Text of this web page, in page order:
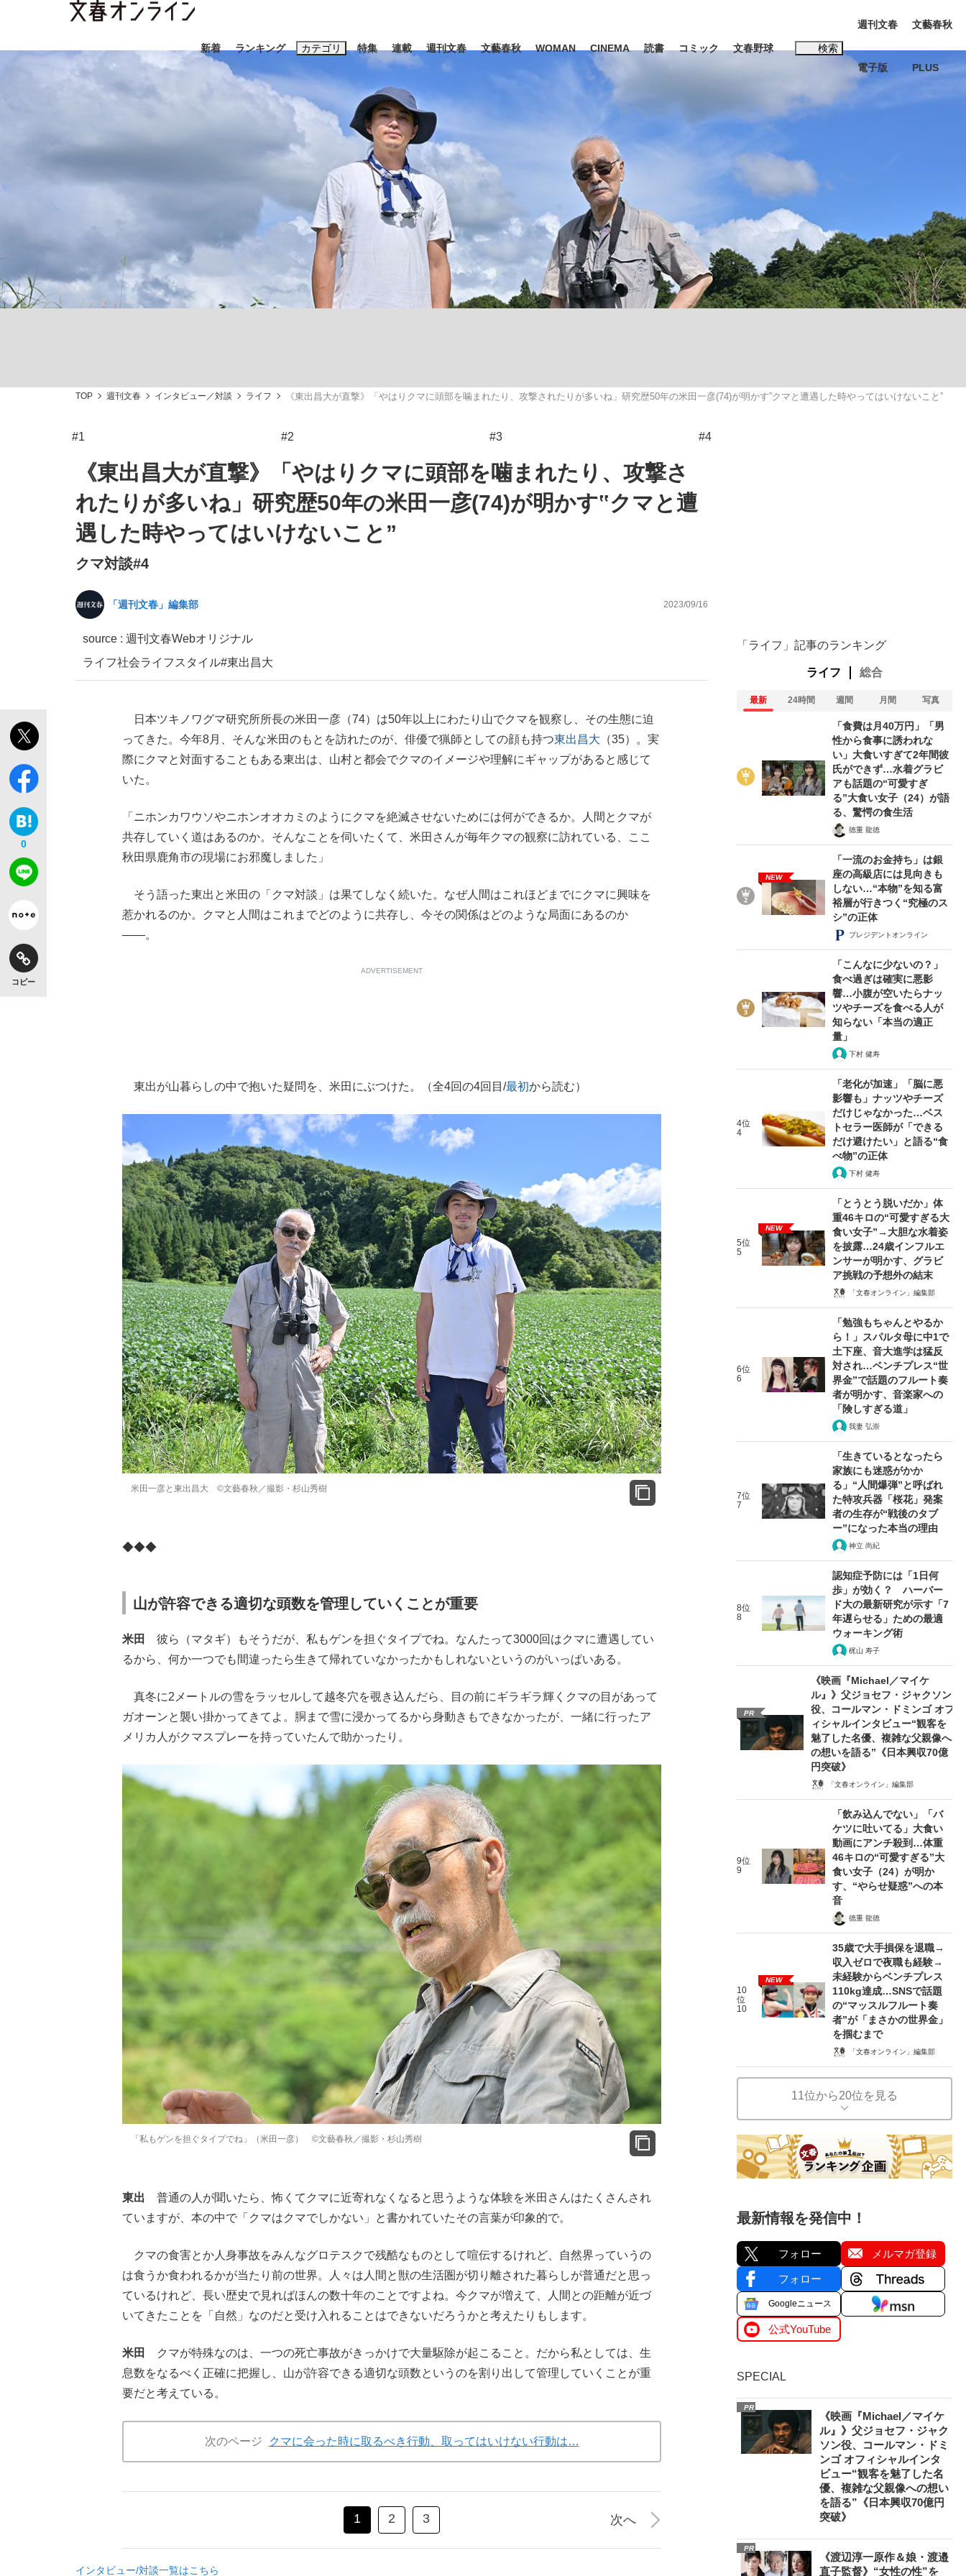
新着 ランキング カテゴリ
ニュース エンタメ
「90%は失敗する。でも…」本田圭佑が初めて明かした日本代表監督に... 「最悪の空気のまま解散」WBC日本代表“敗戦”の真実 選手が明かす...
特集
終戦から81年
観る将棋、読む将棋
the Style
連載 週刊文春 文藝春秋 WOMAN CINEMA 読書 コミック 文春野球 検索
キーワード入力
おすすめのキーワードタグ一覧
#三山凌輝 #高市早苗 #後藤真希 #森岡毅 #城彰二 #内田有紀
#玉木雄一郎
#亀和田武
週刊文春
電子版
文藝春秋
PLUS
TOP 週刊文春 インタビュー／対談 ライフ 《東出昌大が直撃》「やはりクマに頭部を噛まれたり、攻撃されたりが多いね」研究歴50年の米田一彦(74)が明かす‟クマと遭遇した時やってはいけないこと”
#1 #2 #3 #4
《東出昌大が直撃》「やはりクマに頭部を噛まれたり、攻撃さ
れたりが多いね」研究歴50年の米田一彦(74)が明かす‟クマと遭
遇した時やってはいけないこと”
クマ対談#4
「週刊文春」編集部 2023/09/16
source : 週刊文春Webオリジナル
ライフ社会ライフスタイル#東出昌大
0
コピー
日本ツキノワグマ研究所所長の米田一彦（74）は50年以上にわたり山でクマを観察し、その生態に迫
ってきた。今年8月、そんな米田のもとを訪れたのが、俳優で猟師としての顔も持つ東出昌大 （35）。実
際にクマと対面することもある東出は、山村と都会でクマのイメージや理解にギャップがあると感じて
いた。
「ニホンカワウソやニホンオオカミのようにクマを絶滅させないためには何ができるか。人間とクマが
共存していく道はあるのか。そんなことを伺いたくて、米田さんが毎年クマの観察に訪れている、ここ
秋田県鹿角市の現場にお邪魔しました」
そう語った東出と米田の「クマ対談」は果てしなく続いた。なぜ人間はこれほどまでにクマに興味を
惹かれるのか。クマと人間はこれまでどのように共存し、今その関係はどのような局面にあるのか
――。
ADVERTISEMENT
東出が山暮らしの中で抱いた疑問を、米田にぶつけた。（全4回の4回目/最初から読む）
米田一彦と東出昌大 ©文藝春秋／撮影・杉山秀樹
◆◆◆
山が許容できる適切な頭数を管理していくことが重要
米田
彼ら（マタギ）もそうだが、私もゲンを担ぐタイプでね。なんたって3000回はクマに遭遇してい
るから、何か一つでも間違ったら生きて帰れていなかったかもしれないというのがいっぱいある。
真冬に2メートルの雪をラッセルして越冬穴を覗き込んだら、目の前にギラギラ輝くクマの目があって
ガオーンと襲い掛かってきてよ。胴まで雪に浸かってるから身動きもできなかったが、一緒に行ったア
メリカ人がクマスプレーを持っていたんで助かったり。
「私もゲンを担ぐタイプでね」（米田一彦） ©文藝春秋／撮影・杉山秀樹
東出 普通の人が聞いたら、怖くてクマに近寄れなくなると思うような体験を米田さんはたくさんされ
ていますが、本の中で「クマはクマでしかない」と書かれていたその言葉が印象的で。
クマの食害とか人身事故をみんなグロテスクで残酷なものとして喧伝するけれど、自然界っていうの
は食うか食われるかが当たり前の世界。人々は人間と獣の生活圏が切り離された暮らしが普通だと思っ
ているけれど、長い歴史で見ればほんの数十年のことですよね。今クマが増えて、人間との距離が近づ
いてきたことを「自然」なのだと受け入れることはできないだろうかと考えたりもします。
米田
クマが特殊なのは、一つの死亡事故がきっかけで大量駆除が起こること。だから私としては、生
息数をなるべく正確に把握し、山が許容できる適切な頭数というのを割り出して管理していくことが重
要だと考えている。
次のページ クマに会った時に取るべき行動、取ってはいけない行動は…
1 2 3 次へ
インタビュー/対談一覧はこちら
「ライフ」記事のランキング
ライフ 総合
最新 24時間 週間 月間 写真
「食費は月40万円」「男
性から食事に誘われな
い」大食いすぎて2年間彼
氏ができず…水着グラビ
アも話題の“可愛すぎ
る”大食い女子（24）が語
る、驚愕の食生活
徳重 龍徳
NEW
「一流のお金持ち」は銀
座の高級店には見向きも
しない…“本物”を知る富
裕層が行きつく“究極のス
シ”の正体
プレジデントオンライン
「こんなに少ないの？」
食べ過ぎは確実に悪影
響…小腹が空いたらナッ
ツやチーズを食べる人が
知らない「本当の適正
量」
下村 健寿
4位
4
「老化が加速」「脳に悪
影響も」ナッツやチーズ
だけじゃなかった…ベス
トセラー医師が「できる
だけ避けたい」と語る“食
べ物”の正体
下村 健寿
5位
5
NEW
「とうとう脱いだか」体
重46キロの“可愛すぎる大
食い女子”→大胆な水着姿
を披露…24歳インフルエ
ンサーが明かす、グラビ
ア挑戦の予想外の結末
「文春オンライン」編集部
6位
6
「勉強もちゃんとやるか
ら！」スパルタ母に中1で
土下座、音大進学は猛反
対され…ベンチプレス“世
界金”で話題のフルート奏
者が明かす、音楽家への
「険しすぎる道」
我妻 弘崇
7位
7
「生きているとなったら
家族にも迷惑がかか
る」“人間爆弾”と呼ばれ
た特攻兵器「桜花」発案
者の生存が“戦後のタブ
ー”になった本当の理由
神立 尚紀
8位
8
認知症予防には「1日何
歩」が効く？ ハーバー
ド大の最新研究が示す「7
年遅らせる」ための最適
ウォーキング術
梶山 寿子
PR
《映画『Michael／マイケ
ル』》父ジョセフ・ジャクソン
役、コールマン・ドミンゴ オフ
ィシャルインタビュー“観客を
魅了した名優、複雑な父親像へ
の想いを語る”《日本興収70億
円突破》
「文春オンライン」編集部
9位
9
「飲み込んでない」「バ
ケツに吐いてる」大食い
動画にアンチ殺到…体重
46キロの“可愛すぎる”大
食い女子（24）が明か
す、“やらせ疑惑”への本
音
徳重 龍徳
10
位
10
NEW
35歳で大手損保を退職→
収入ゼロで夜職も経験→
未経験からベンチプレス
110kg達成…SNSで話題
の“マッスルフルート奏
者”が「まさかの世界金」
を掴むまで
「文春オンライン」編集部
11位から20位を見る
最新情報を発信中！
フォロー メルマガ登録
フォロー
Googleニュース
公式YouTube
SPECIAL
PR
《映画『Michael／マイケ
ル』》父ジョセフ・ジャク
ソン役、コールマン・ドミ
ンゴ オフィシャルインタ
ビュー“観客を魅了した名
優、複雑な父親像への想い
を語る”《日本興収70億円
突破》
PR
《渡辺淳一原作＆娘・渡邉
直子監督》“女性の性”を